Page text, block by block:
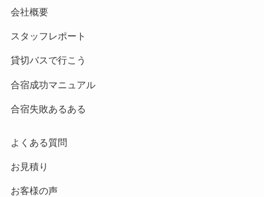
会社概要
スタッフレポート
貸切バスで行こう
合宿成功マニュアル
合宿失敗あるある
よくある質問
お見積り
お客様の声